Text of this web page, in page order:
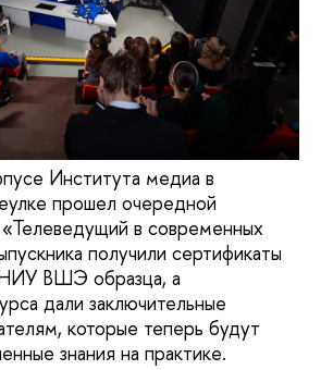
Института медиа в
прошел очередной
«Телеведущий в современных
получили сертификаты
НИУ ВШЭ образца, а
дали заключительные
которые теперь будут
знания на практике.